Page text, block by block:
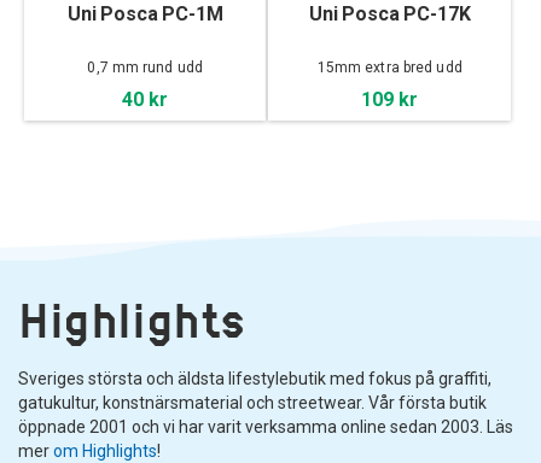
Uni Posca PC-1M
0,7 mm rund udd
40 kr
Uni Posca PC-17K
15mm extra bred udd
109 kr
Highlights
Sveriges största och äldsta lifestylebutik med fokus på graffiti,
gatukultur, konstnärsmaterial och streetwear. Vår första butik
öppnade 2001 och vi har varit verksamma online sedan 2003. Läs
merom Highlights!